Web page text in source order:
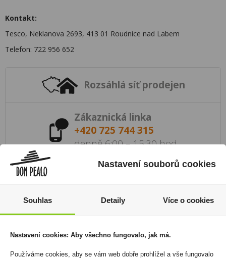
Kontakt:
Tesco, Neklanova 2693, 413 01 Roudnice nad Labem
Telefon: 722 956 652
Rozsáhlá síť prodejen
Zákaznická linka
+420 725 744 315
denně 6:00 – 15:30 hod
Newsletter
neunikne Vám žádná akční nabídka a sleva!
Nastavení souborů cookies
Souhlas Detaily Více o cookies
Nastavení cookies: Aby všechno fungovalo, jak má.
Používáme cookies, aby se vám web dobře prohlížel a vše fungovalo